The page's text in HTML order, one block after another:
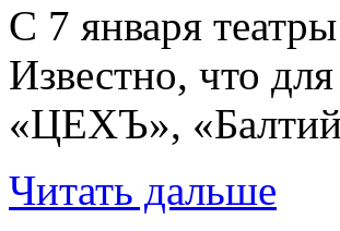
С 7 января
Известно, что
«ЦЕХЪ»,
Читать дальше